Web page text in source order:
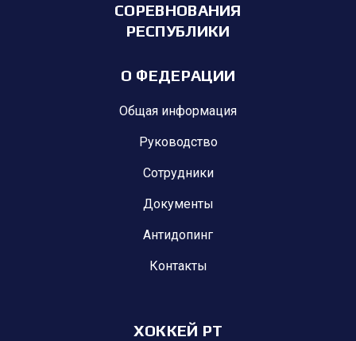
СОРЕВНОВАНИЯ
РЕСПУБЛИКИ
О ФЕДЕРАЦИИ
Общая информация
Руководство
Сотрудники
Документы
Антидопинг
Контакты
ХОККЕЙ РТ